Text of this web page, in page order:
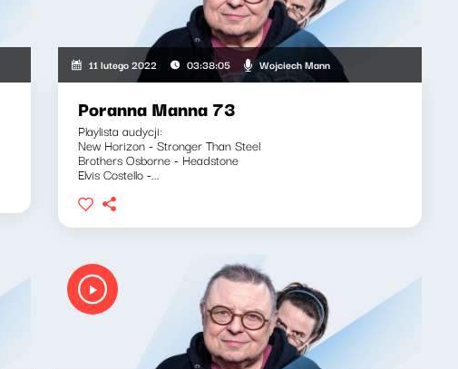
11 lutego 2022 03:38:05 Wojciech Mann
Poranna Manna 73
Playlista audycji:
New Horizon - Stronger Than Steel
Brothers Osborne - Headstone
Elvis Costello -...